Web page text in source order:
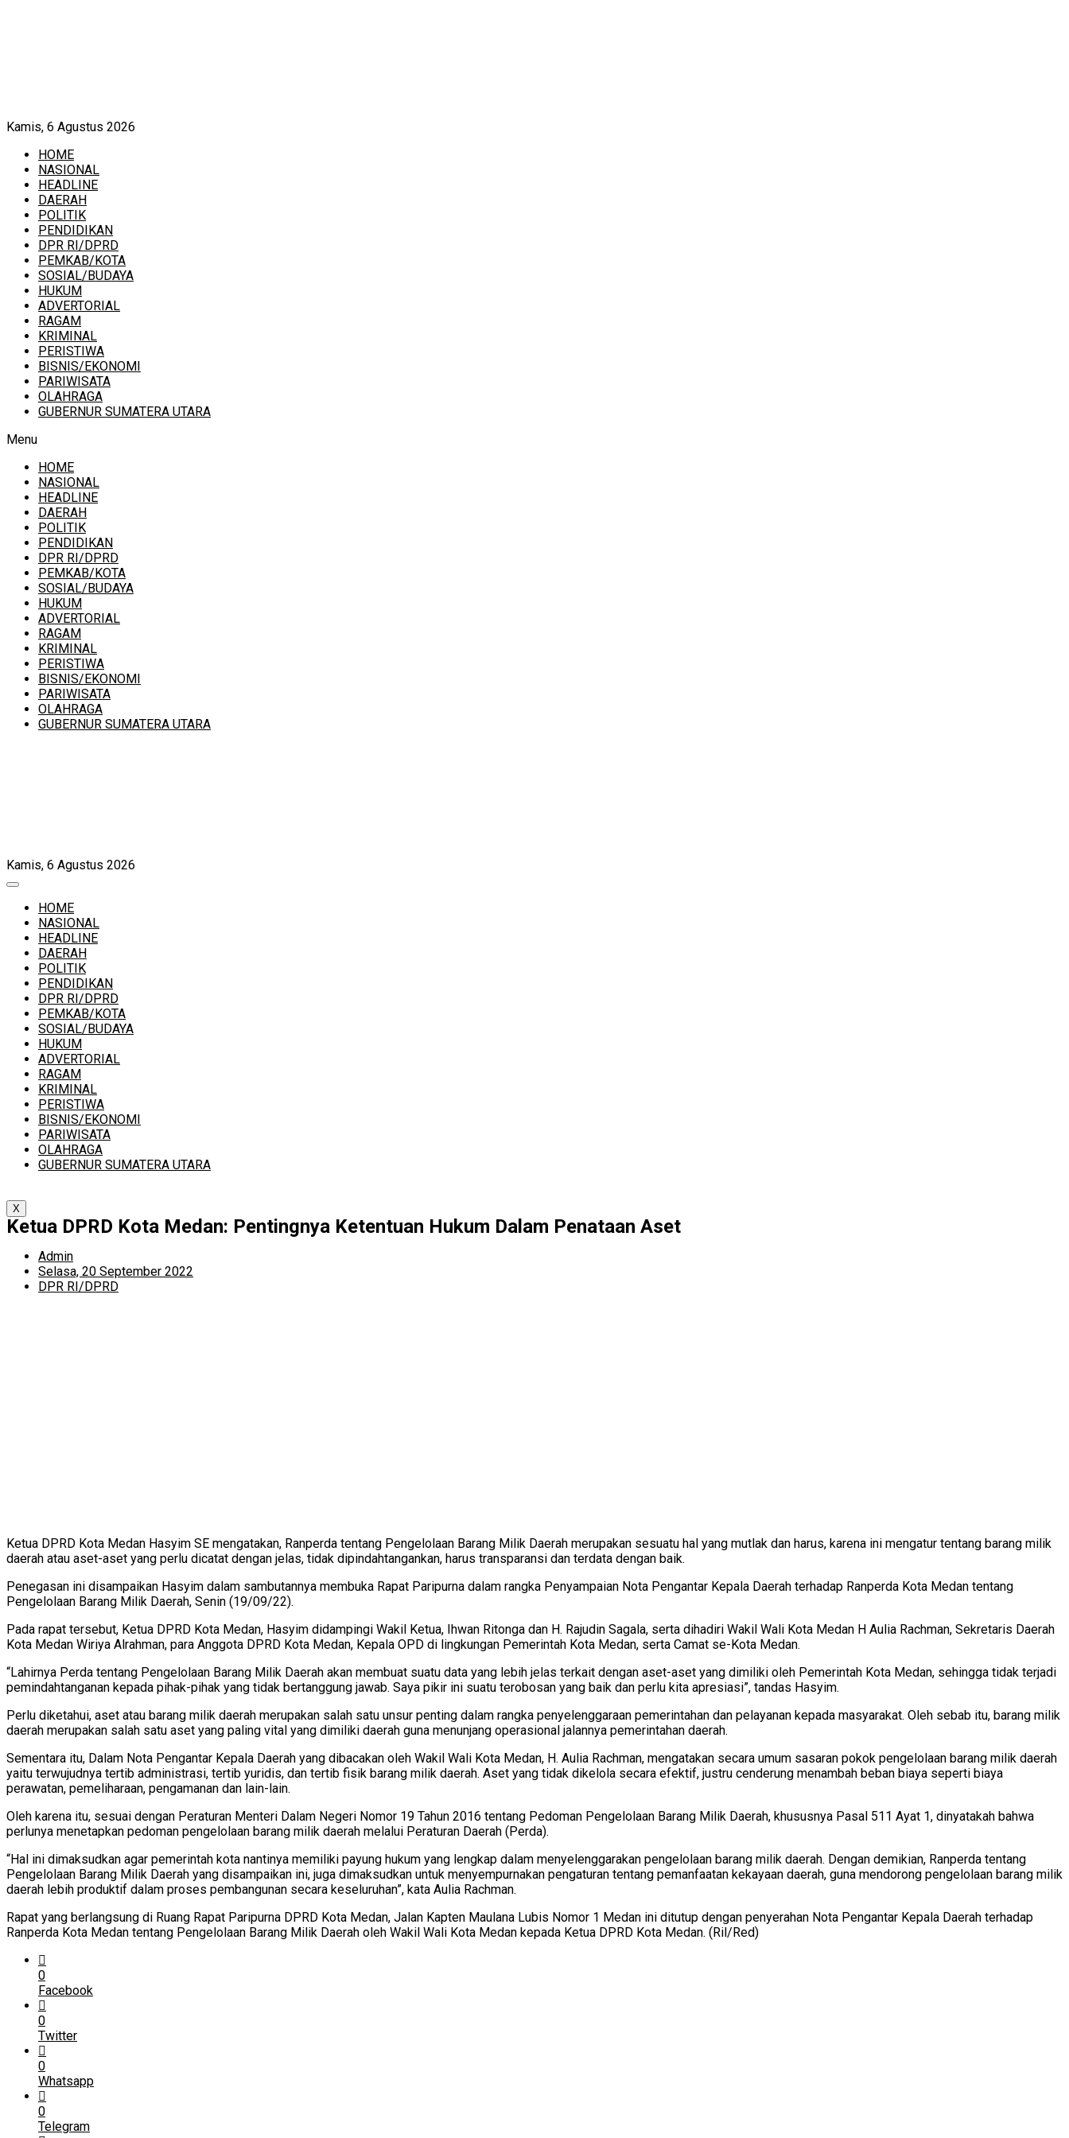
Kamis, 6 Agustus 2026
HOME
NASIONAL
HEADLINE
DAERAH
POLITIK
PENDIDIKAN
DPR RI/DPRD
PEMKAB/KOTA
SOSIAL/BUDAYA
HUKUM
ADVERTORIAL
RAGAM
KRIMINAL
PERISTIWA
BISNIS/EKONOMI
PARIWISATA
OLAHRAGA
GUBERNUR SUMATERA UTARA
Menu
HOME
NASIONAL
HEADLINE
DAERAH
POLITIK
PENDIDIKAN
DPR RI/DPRD
PEMKAB/KOTA
SOSIAL/BUDAYA
HUKUM
ADVERTORIAL
RAGAM
KRIMINAL
PERISTIWA
BISNIS/EKONOMI
PARIWISATA
OLAHRAGA
GUBERNUR SUMATERA UTARA
Kamis, 6 Agustus 2026
HOME
NASIONAL
HEADLINE
DAERAH
POLITIK
PENDIDIKAN
DPR RI/DPRD
PEMKAB/KOTA
SOSIAL/BUDAYA
HUKUM
ADVERTORIAL
RAGAM
KRIMINAL
PERISTIWA
BISNIS/EKONOMI
PARIWISATA
OLAHRAGA
GUBERNUR SUMATERA UTARA
X
Ketua DPRD Kota Medan: Pentingnya Ketentuan Hukum Dalam Penataan Aset
Admin
Selasa, 20 September 2022
DPR RI/DPRD
Ketua DPRD Kota Medan Hasyim SE mengatakan, Ranperda tentang Pengelolaan Barang Milik Daerah merupakan sesuatu hal yang mutlak dan harus, karena ini mengatur tentang barang milik
daerah atau aset-aset yang perlu dicatat dengan jelas, tidak dipindahtangankan, harus transparansi dan terdata dengan baik.
Penegasan ini disampaikan Hasyim dalam sambutannya membuka Rapat Paripurna dalam rangka Penyampaian Nota Pengantar Kepala Daerah terhadap Ranperda Kota Medan tentang
Pengelolaan Barang Milik Daerah, Senin (19/09/22).
Pada rapat tersebut, Ketua DPRD Kota Medan, Hasyim didampingi Wakil Ketua, Ihwan Ritonga dan H. Rajudin Sagala, serta dihadiri Wakil Wali Kota Medan H Aulia Rachman, Sekretaris Daerah
Kota Medan Wiriya Alrahman, para Anggota DPRD Kota Medan, Kepala OPD di lingkungan Pemerintah Kota Medan, serta Camat se-Kota Medan.
“Lahirnya Perda tentang Pengelolaan Barang Milik Daerah akan membuat suatu data yang lebih jelas terkait dengan aset-aset yang dimiliki oleh Pemerintah Kota Medan, sehingga tidak terjadi
pemindahtanganan kepada pihak-pihak yang tidak bertanggung jawab. Saya pikir ini suatu terobosan yang baik dan perlu kita apresiasi”, tandas Hasyim.
Perlu diketahui, aset atau barang milik daerah merupakan salah satu unsur penting dalam rangka penyelenggaraan pemerintahan dan pelayanan kepada masyarakat. Oleh sebab itu, barang milik
daerah merupakan salah satu aset yang paling vital yang dimiliki daerah guna menunjang operasional jalannya pemerintahan daerah.
Sementara itu, Dalam Nota Pengantar Kepala Daerah yang dibacakan oleh Wakil Wali Kota Medan, H. Aulia Rachman, mengatakan secara umum sasaran pokok pengelolaan barang milik daerah
yaitu terwujudnya tertib administrasi, tertib yuridis, dan tertib fisik barang milik daerah. Aset yang tidak dikelola secara efektif, justru cenderung menambah beban biaya seperti biaya
perawatan, pemeliharaan, pengamanan dan lain-lain.
Oleh karena itu, sesuai dengan Peraturan Menteri Dalam Negeri Nomor 19 Tahun 2016 tentang Pedoman Pengelolaan Barang Milik Daerah, khususnya Pasal 511 Ayat 1, dinyatakah bahwa
perlunya menetapkan pedoman pengelolaan barang milik daerah melalui Peraturan Daerah (Perda).
“Hal ini dimaksudkan agar pemerintah kota nantinya memiliki payung hukum yang lengkap dalam menyelenggarakan pengelolaan barang milik daerah. Dengan demikian, Ranperda tentang
Pengelolaan Barang Milik Daerah yang disampaikan ini, juga dimaksudkan untuk menyempurnakan pengaturan tentang pemanfaatan kekayaan daerah, guna mendorong pengelolaan barang milik
daerah lebih produktif dalam proses pembangunan secara keseluruhan”, kata Aulia Rachman.
Rapat yang berlangsung di Ruang Rapat Paripurna DPRD Kota Medan, Jalan Kapten Maulana Lubis Nomor 1 Medan ini ditutup dengan penyerahan Nota Pengantar Kepala Daerah terhadap
Ranperda Kota Medan tentang Pengelolaan Barang Milik Daerah oleh Wakil Wali Kota Medan kepada Ketua DPRD Kota Medan. (Ril/Red)
0
Facebook
0
Twitter
0
Whatsapp
0
Telegram